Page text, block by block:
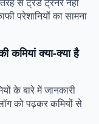
परेशानियों का सामना
कमियां क्या-क्या है
के बारे में जानकारी
को पढ़कर कमियों से